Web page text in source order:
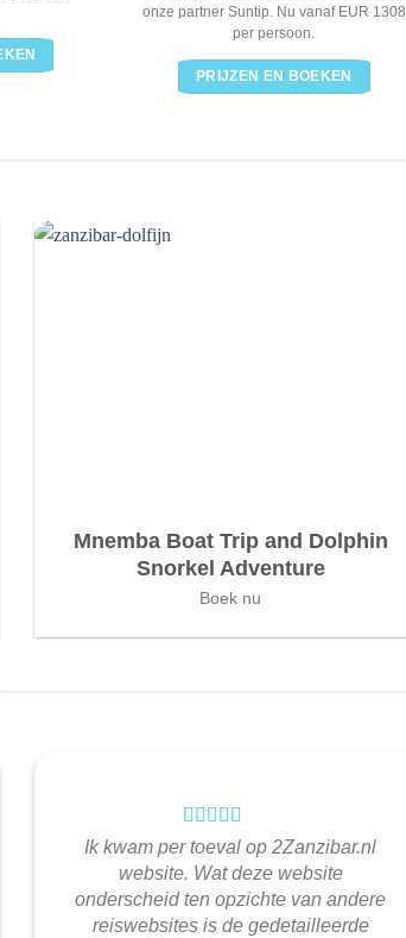
onze partner Suntip. Nu vanaf EUR 1308
per persoon.
PRIJZEN EN BOEKEN
Mnemba Boat Trip and Dolphin
Snorkel Adventure
Boek nu
Ik kwam per toeval op 2Zanzibar.nl
website. Wat deze website
onderscheid ten opzichte van andere
reiswebsites is de gedetailleerde